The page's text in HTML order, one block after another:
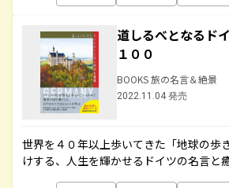
道しるべとなるド
１００
BOOKS 旅の名言＆絶景
2022.11.04 発売
世界を４０年以上歩いてきた「地球の歩
けする、人生を輝かせるドイツの名言と